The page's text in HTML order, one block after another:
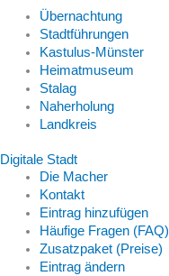
Übernachtung
Stadtführungen
Kastulus-Münster
Heimatmuseum
Stalag
Naherholung
Landkreis
Digitale Stadt
Die Macher
Kontakt
Eintrag hinzufügen
Häufige Fragen (FAQ)
Zusatzpaket (Preise)
Eintrag ändern